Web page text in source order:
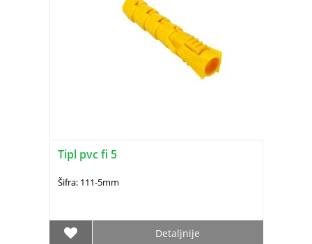
Tipl pvc fi 5
Šifra: 111-5mm
Detaljnije